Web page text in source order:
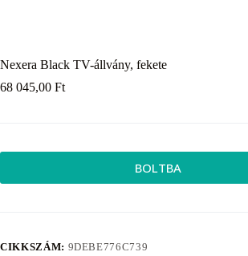
Nexera Black TV-állvány, fekete
68 045,00 Ft
BOLTBA
CIKKSZÁM: 9DEBE776C739